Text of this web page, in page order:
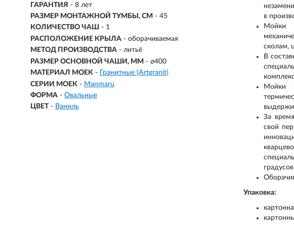
ГАРАНТИЯ - 8 лет
РАЗМЕР МОНТАЖНОЙ ТУМБЫ, СМ - 45
КОЛИЧЕСТВО ЧАШ - 1
РАСПОЛОЖЕНИЕ КРЫЛА - оборачиваемая
МЕТОД ПРОИЗВОДСТВА - литьё
РАЗМЕР ОСНОВНОЙ ЧАШИ, ММ - ⌀400
МАТЕРИАЛ МОЕК - Гранитные (Artgranit)
СЕРИИ МОЕК - Manmaru
ФОРМА - Овальные
ЦВЕТ - Ваниль
в
Мойки
сколам,
В
Мойки
За
свой
Упаковка: